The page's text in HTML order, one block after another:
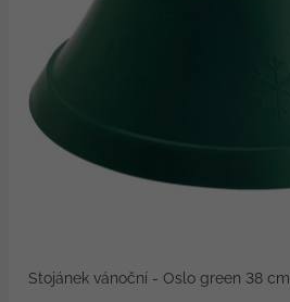
Stojánek vánoční - Oslo green 38 cm